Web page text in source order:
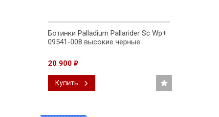
Ботинки Palladium Pallarider Sc Wp+
09541-008 высокие черные
20 900 ₽
Купить